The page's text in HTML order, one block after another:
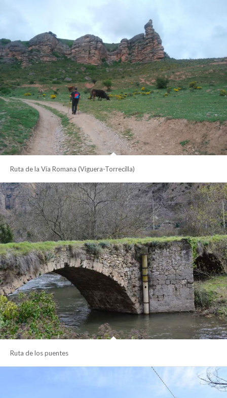
Ruta de la Vía Romana (Viguera-Torrecilla)
Ruta de los puentes